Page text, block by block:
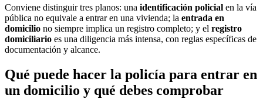
Conviene distinguir tres planos: una identificación policial en la vía
pública no equivale a entrar en una vivienda; la entrada en
domicilio no siempre implica un registro completo; y el registro
domiciliario es una diligencia más intensa, con reglas específicas de
documentación y alcance.
Qué puede hacer la policía para entrar en
un domicilio y qué debes comprobar